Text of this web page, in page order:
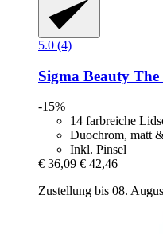
5.0 (4)
Sigma Beauty The
-15%
14 farbreiche
Duochrom, matt
Inkl. Pinsel
€ 36,09 € 42,46
Zustellung bis 08.